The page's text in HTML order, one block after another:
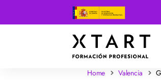
Home Valencia